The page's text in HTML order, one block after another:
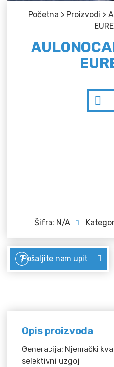
Početna > Proizvodi >
Šifra: N/A
Pošaljite nam upit
Opis proizvoda
Generacija: Njemački
selektivni uzgoj